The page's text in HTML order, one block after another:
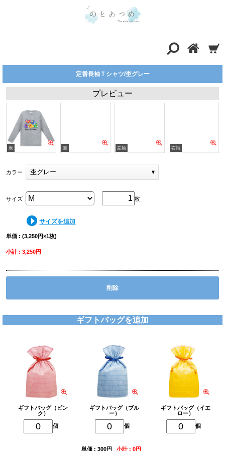
定番長袖Ｔシャツ/杢グレー
プレビュー
カラー 杢グレー
枚
サイズ
サイズを追加
単価 : (3,250円×1枚)
小計 : 3,250円
削除
ギフトバッグを追加
ギフトバッグ（ピン
ク）
個
ギフトバッグ（ブル
ー）
個
ギフトバッグ（イエ
ロー）
個
単価 : 300円 小計 : 0円